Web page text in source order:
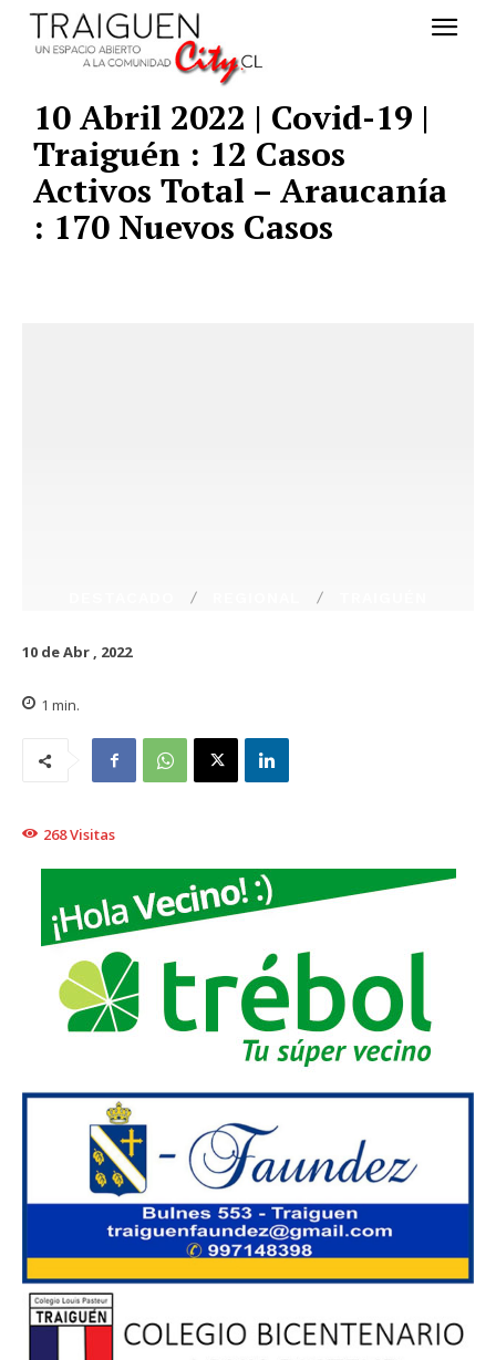
10 Abril 2022 | Covid-19 |
Traiguén : 12 Casos
Activos Total – Araucanía
: 170 Nuevos Casos
10 de Abr , 2022
1 min.
268Visitas